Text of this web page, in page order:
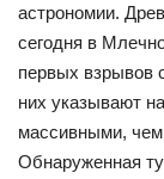
СПОРТ
ПОЛИТИКА
Погода
астрономии.
сегодня в
первых взрывов
них указывают
массивными,
Обнаруженная